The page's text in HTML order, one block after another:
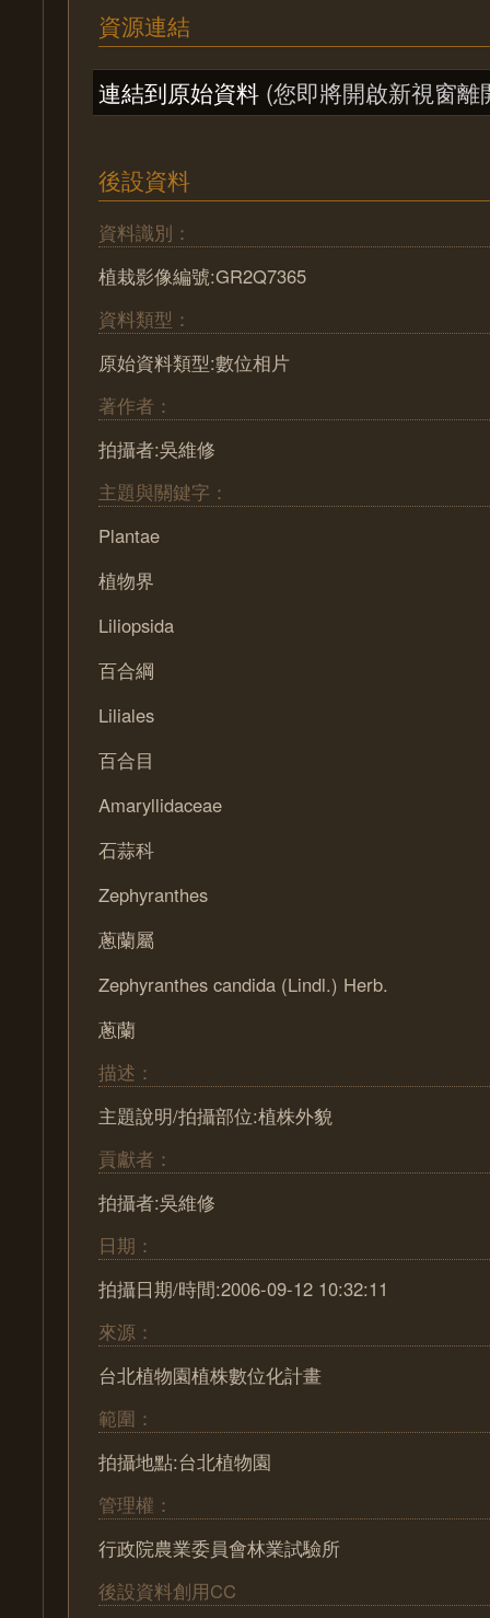
資源連結
連結到原始資料 (您即將開啟新視窗離
後設資料
資料識別：
植栽影像編號:GR2Q7365
資料類型：
原始資料類型:數位相片
著作者：
拍攝者:吳維修
主題與關鍵字：
Plantae
植物界
Liliopsida
百合綱
Liliales
百合目
Amaryllidaceae
石蒜科
Zephyranthes
蔥蘭屬
Zephyranthes candida (Lindl.) Herb.
蔥蘭
描述：
主題說明/拍攝部位:植株外貌
貢獻者：
拍攝者:吳維修
日期：
拍攝日期/時間:2006-09-12 10:32:11
來源：
台北植物園植株數位化計畫
範圍：
拍攝地點:台北植物園
管理權：
行政院農業委員會林業試驗所
後設資料創用CC